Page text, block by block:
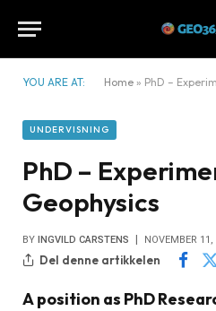
YOU ARE AT: Home » PhD –
UNDERVISNING
PhD –
Geophysics
BY INGVILD CARSTENS NOVEMBER
Del denne artikkelen
A position as PhD